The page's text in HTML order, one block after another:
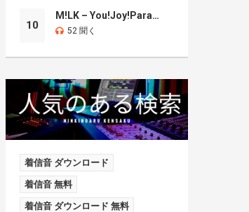
10
M!LK – You!Joy!Parade!
52 聞く
着信音 ダウンロード
着信音 無料
着信音 ダウンロード 無料